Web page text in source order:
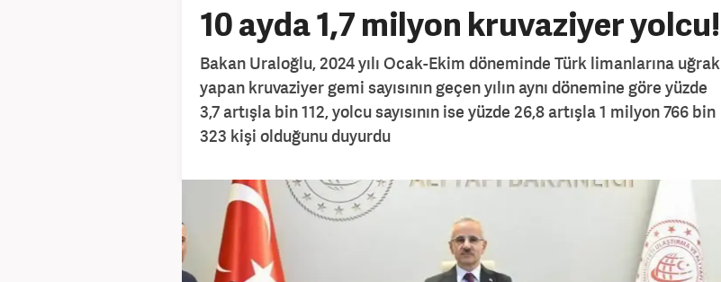
10 ayda 1,7 milyon kruvaziyer yolcu!
Bakan Uraloğlu, 2024 yılı Ocak-Ekim döneminde Türk limanlarına uğrak
yapan kruvaziyer gemi sayısının geçen yılın aynı dönemine göre yüzde
3,7 artışla bin 112, yolcu sayısının ise yüzde 26,8 artışla 1 milyon 766 bin
323 kişi olduğunu duyurdu